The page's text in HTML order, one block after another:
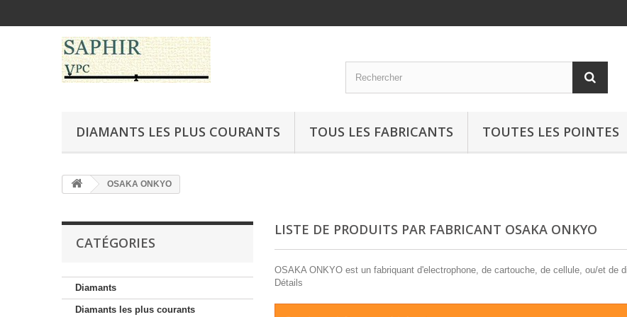
DIAMANTS LES PLUS COURANTS TOUS LES FABRICANTS TOUTES LES POINTES
OSAKA ONKYO
CATÉGORIES
Diamants
Diamants les plus courants
LISTE DE PRODUITS PAR FABRICANT OSAKA ONKYO
OSAKA ONKYO est un fabriquant d'electrophone, de cartouche, de cellule, ou/et de
Détails